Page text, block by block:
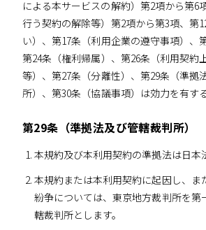
による本サービスの解約）第2項から第6
行う契約の解除等）第2項から第3項、第
い）、第17条（利用企業の遵守事項）、
第24条（権利帰属）、第26条（利用契約
等）、第27条（分離性）、第29条（準拠
所）、第30条（協議事項）は効力を有す
第29条（準拠法及び管轄裁判所）
本規約及び本利用契約の準拠法は日本
本規約または本利用契約に起因し、ま
紛争については、東京地方裁判所を第
轄裁判所とします。